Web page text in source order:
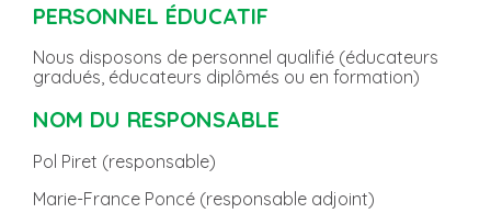
PERSONNEL ÉDUCATIF
Nous disposons de personnel qualifié (éducateurs
gradués, éducateurs diplômés ou en formation)
NOM DU RESPONSABLE
Pol Piret (responsable)
Marie-France Poncé (responsable adjoint)